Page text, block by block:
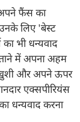
अपने फैंस का
लिए 'बेस्ट
भी धन्यवाद
में अपना अहम
खुशी और अपने ऊपर
एक्सपीरियंस
धन्यवाद करना